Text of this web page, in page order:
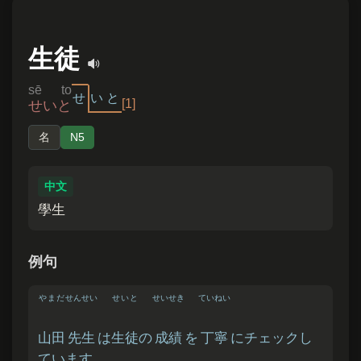
生徒
sē to
せいと せ い と [1]
名 N5
中文
學生
例句
山田
やまだ
先生
せんせい
は生徒
せいと
の 成績
せいせき
を 丁寧
ていねい
にチェックし